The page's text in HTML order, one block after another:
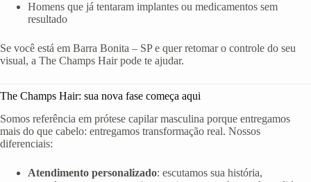
Homens que já tentaram implantes ou medicamentos sem
resultado
Se você está em Barra Bonita – SP e quer retomar o controle do seu
visual, a The Champs Hair pode te ajudar.
The Champs Hair: sua nova fase começa aqui
Somos referência em prótese capilar masculina porque entregamos
mais do que cabelo: entregamos transformação real. Nossos
diferenciais:
Atendimento personalizado: escutamos sua história,